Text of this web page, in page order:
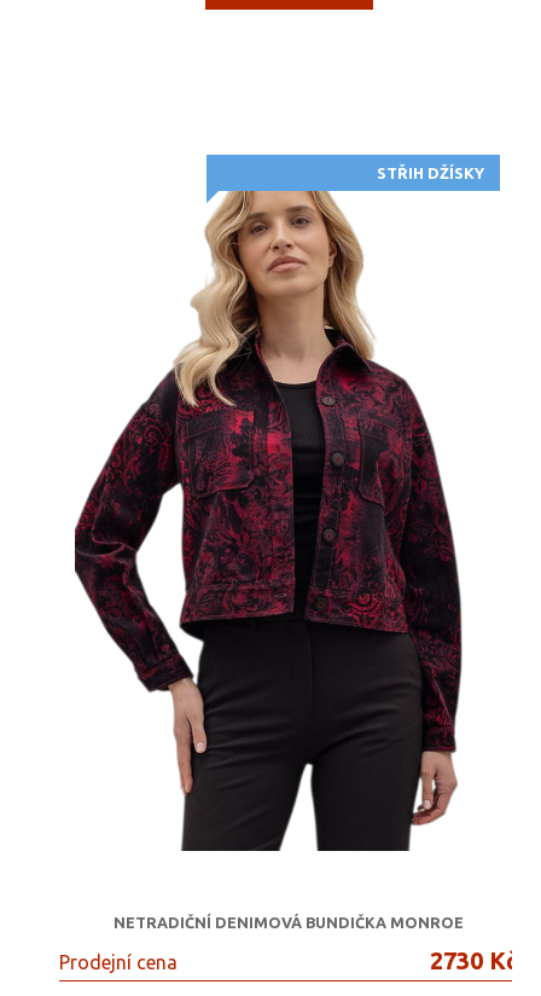
STŘIH DŽÍSKY
NETRADIČNÍ DENIMOVÁ BUNDIČKA MONROE
Prodejní cena 2730 Kč